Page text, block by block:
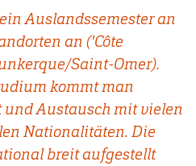
Auslandssemester an
an ('Côte
Saint-Omer).
kommt man
Austausch mit vielen
Nationalitäten. Die
breit aufgestellt